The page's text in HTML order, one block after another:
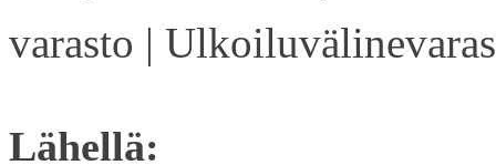
varasto |
Lähellä: